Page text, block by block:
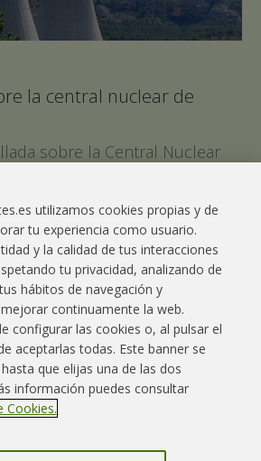
la central nuclear de
sobre la Central Nuclear
Contacto Aviso legal
Política privacidad Mapa web
utilizamos cookies propias y de
tu experiencia como usuario.
y la calidad de tus interacciones
tu privacidad, analizando de
hábitos de navegación y
continuamente la web.
configurar las cookies o, al pulsar el
aceptarlas todas. Este banner se
que elijas una de las dos
información puedes consultar
Cookies.